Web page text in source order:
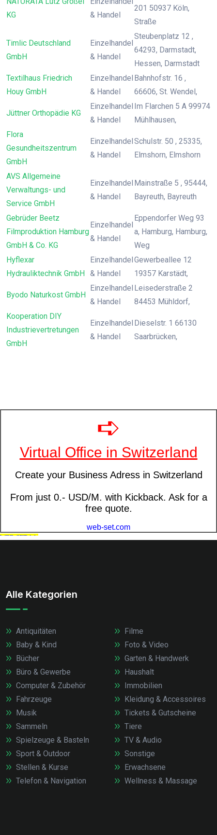
KG
& Handel
201 50937 Köln,
Straße
Timlic Deutschland
GmbH
Einzelhandel
& Handel
Steubenplatz 12 ,
64293, Darmstadt,
Hessen, Darmstadt
Textilhaus Friedrich
Houy GmbH
Einzelhandel
& Handel
Bahnhofstr. 16 ,
66606, St. Wendel,
Jüttner Orthopädie KG
Einzelhandel
& Handel
Im Flarchen 5 A 99974
Mühlhausen,
Flora
Gesundheitszentrum
GmbH
Einzelhandel
& Handel
Schulstr. 50 , 25335,
Elmshorn, Elmshorn
AVS Allgemeine
Verwaltungs- und
Service GmbH
Einzelhandel
& Handel
Mainstraße 5 , 95444,
Bayreuth, Bayreuth
Gebrüder Beetz
Filmproduktion Hamburg
GmbH & Co. KG
Einzelhandel
& Handel
Eppendorfer Weg 93
a, Hamburg, Hamburg,
Weg
Hyflexar
Hydrauliktechnik GmbH
Einzelhandel
& Handel
Gewerbeallee 12
19357 Karstädt,
Byodo Naturkost GmbH
Einzelhandel
& Handel
Leisederstraße 2
84453 Mühldorf,
Kooperation DIY
Industrievertretungen
GmbH
Einzelhandel
& Handel
Dieselstr. 1 66130
Saarbrücken,
Alle Kategorien
Antiquitäten
Baby & Kind
Bücher
Büro & Gewerbe
Computer & Zubehör
Fahrzeuge
Filme
Foto & Video
Garten & Handwerk
Haushalt
Immobilien
Kleidung & Accessoires
Musik
Sammeln
Spielzeuge & Basteln
Sport & Outdoor
Stellen & Kurse
Telefon & Navigation
Tickets & Gutscheine
Tiere
TV & Audio
Sonstige
Erwachsene
Wellness & Massage